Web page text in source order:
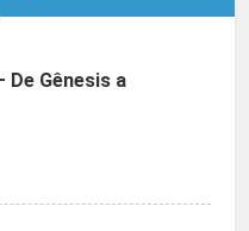
De Gênesis a